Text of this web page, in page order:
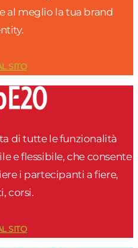
al meglio la tua brand
SITO
di tutte le funzionalità
e flessibile, che consente
i partecipanti a fiere,
corsi.
SITO